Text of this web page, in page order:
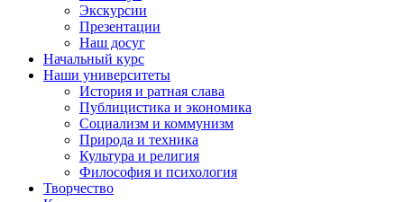
Экскурсии
Презентации
Наш досуг
Начальный курс
Наши университеты
История и ратная слава
Публицистика и экономика
Социализм и коммунизм
Природа и техника
Культура и религия
Философия и психология
Творчество